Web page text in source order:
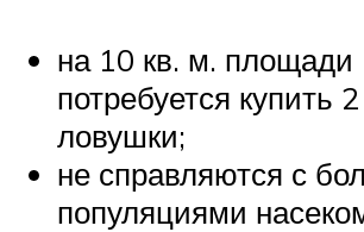
на 10 кв. м. площади
потребуется купить
ловушки;
не справляются с
популяциями